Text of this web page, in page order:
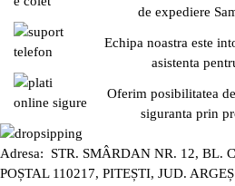
de expediere
Echipa noastra este
asistenta
Oferim posibilitatea
siguranta prin
Adresa: STR. SMÂRDAN NR. 12, BL.
POȘTAL 110217, PITEȘTI, JUD. ARGEȘ